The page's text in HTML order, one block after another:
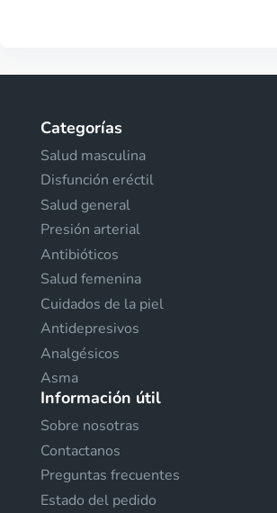
Categorías
Salud masculina
Disfunción eréctil
Salud general
Presión arterial
Antibióticos
Salud femenina
Cuidados de la piel
Antidepresivos
Analgésicos
Asma
Información útil
Sobre nosotras
Contactanos
Preguntas frecuentes
Estado del pedido